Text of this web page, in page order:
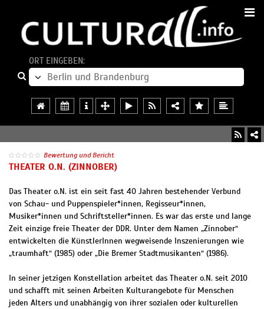
ORT EINGEBEN:
Bewertung und Bericht
THEATER O.N. (ZINNOBER)
Das Theater o.N. ist ein seit fast 40 Jahren bestehender Verbund
von Schau- und Puppenspieler*innen, Regisseur*innen,
Musiker*innen und Schriftsteller*innen. Es war das erste und lange
Zeit einzige freie Theater der DDR. Unter dem Namen „Zinnober“
entwickelten die KünstlerInnen wegweisende Inszenierungen wie
„traumhaft“ (1985) oder „Die Bremer Stadtmusikanten“ (1986).
In seiner jetzigen Konstellation arbeitet das Theater o.N. seit 2010
und schafft mit seinen Arbeiten Kulturangebote für Menschen
jeden Alters und unabhängig von ihrer sozialen oder kulturellen